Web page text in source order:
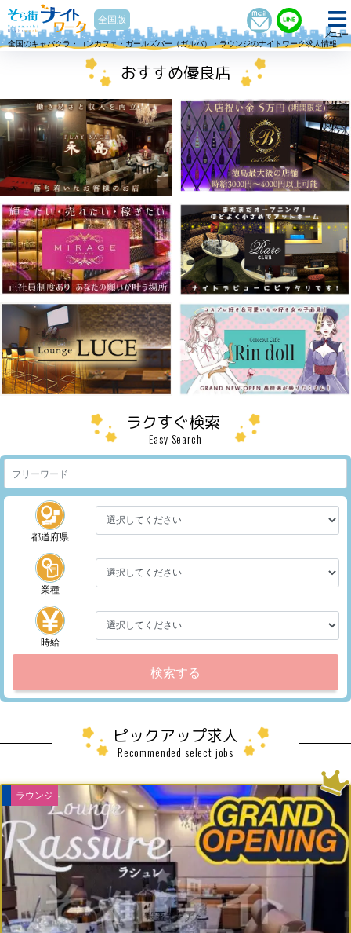
メニュー
そら街ナイトワーク
全国版
全国のキャバクラ・コンカフェ・ガールズバー（ガルバ）・ラウンジのナイトワーク求人情報
おすすめ優良店
ラクすぐ検索
Easy Search
都道府県
業種
時給
検索する
ピックアップ求人
Recommended select jobs
ラウンジ